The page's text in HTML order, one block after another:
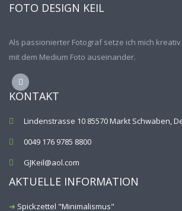
FOTO DESIGN KEIL
Als passionierter Fotograf setze ich mich
mit dem Medium Foto auseinander.
KONTAKT
Lindenstrasse 10 85570 Markt Schwaben,
0049 176 9785 8800
GJKeil@aol.com
AKTUELLE INFORMATION
Spickzettel "Minimalismus"